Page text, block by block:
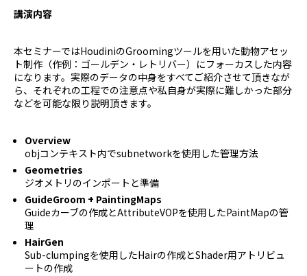
講演内容
本セミナーではHoudiniのGroomingツールを用いた動物アセッ
ト制作（作例：ゴールデン・レトリバー）にフォーカスした内容
になります。実際のデータの中身をすべてご紹介させて頂きなが
ら、それぞれの工程での注意点や私自身が実際に難しかった部分
などを可能な限り説明頂きます。
Overview
objコンテキスト内でsubnetworkを使用した管理方法
Geometries
ジオメトリのインポートと準備
GuideGroom + PaintingMaps
Guideカーブの作成とAttributeVOPを使用したPaintMapの管
理
HairGen
Sub-clumpingを使用したHairの作成とShader用アトリビュ
ートの作成